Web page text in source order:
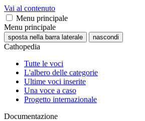
Vai al contenuto
Menu principale
Menu principale
sposta nella barra laterale nascondi
Cathopedia
Tutte le voci
L'albero delle categorie
Ultime voci inserite
Una voce a caso
Progetto internazionale
Documentazione